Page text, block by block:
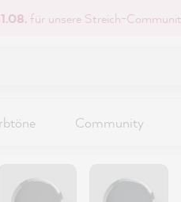
für unsere Streich-
Community